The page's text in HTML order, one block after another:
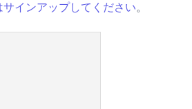
インアップしてください。